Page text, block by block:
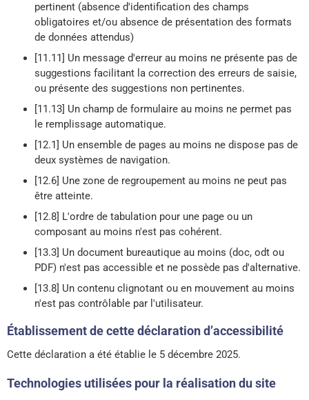
pertinent (absence d'identification des champs
obligatoires et/ou absence de présentation des formats
de données attendus)
[11.11] Un message d'erreur au moins ne présente pas de
suggestions facilitant la correction des erreurs de saisie,
ou présente des suggestions non pertinentes.
[11.13] Un champ de formulaire au moins ne permet pas
le remplissage automatique.
[12.1] Un ensemble de pages au moins ne dispose pas de
deux systèmes de navigation.
[12.6] Une zone de regroupement au moins ne peut pas
être atteinte.
[12.8] L'ordre de tabulation pour une page ou un
composant au moins n'est pas cohérent.
[13.3] Un document bureautique au moins (doc, odt ou
PDF) n'est pas accessible et ne possède pas d'alternative.
[13.8] Un contenu clignotant ou en mouvement au moins
n'est pas contrôlable par l'utilisateur.
Établissement de cette déclaration d’accessibilité
Cette déclaration a été établie le 5 décembre 2025.
Technologies utilisées pour la réalisation du site